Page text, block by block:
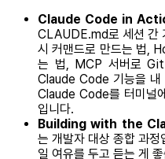
Claude Code in
CLAUDE.md로 세션 간
시 커맨드로 만드는 법,
는 법, MCP 서버로
Claude Code 기능을 내
Claude Code를 터미널
입니다.
Building with the
는 개발자 대상 종합 과
일 여유를 두고 듣는 게